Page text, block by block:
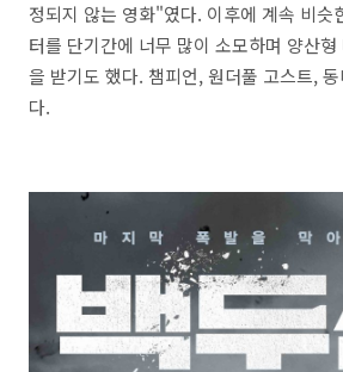
정되지 않는 영화"였다. 이후에 계속 비슷
터를 단기간에 너무 많이 소모하며 양산
을 받기도 했다. 챔피언, 원더풀 고스트,
다.